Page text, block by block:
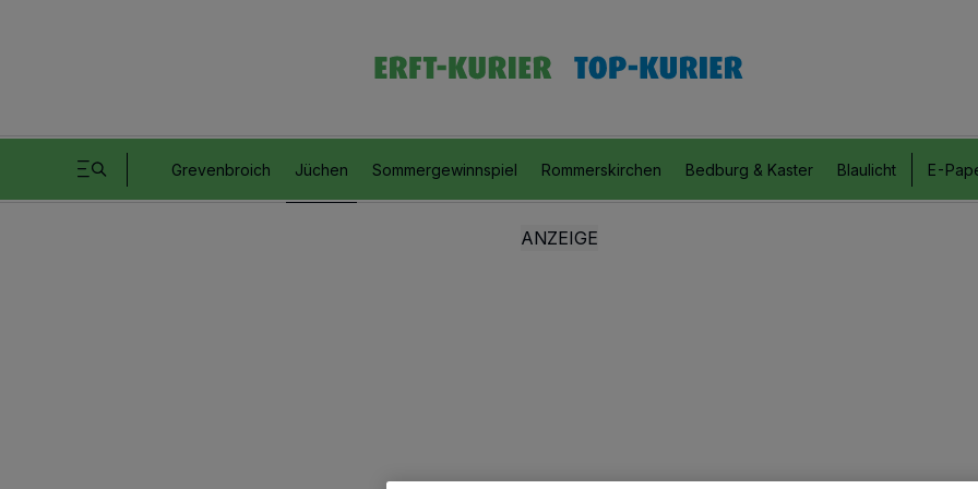
Grevenbroich Jüchen Sommergewinnspiel Rommerskirchen Bedburg & Kaster Blaulicht E-